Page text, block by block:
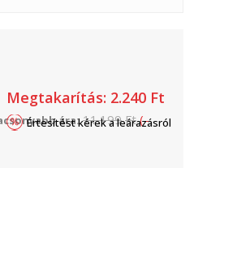
ára: 11.199 Ft (-
Megtakarítás: 2.240 Ft
Értesítést kérek a leárazásról